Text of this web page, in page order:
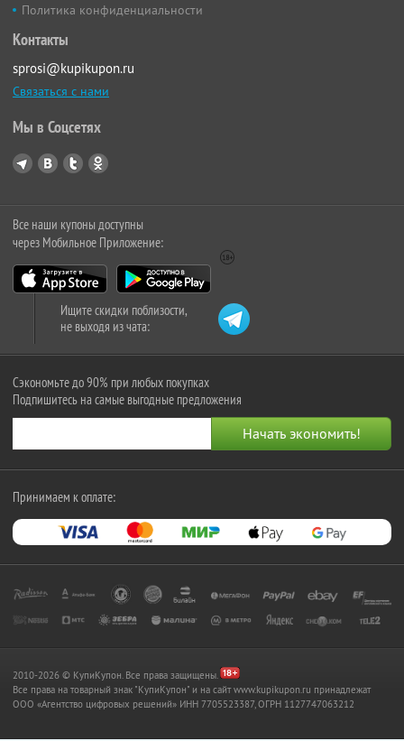
Политика конфиденциальности
Контакты
sprosi@kupikupon.ru
Связаться с нами
Мы в Соцсетях
Все наши купоны доступны
через Мобильное Приложение:
Ищите скидки поблизости,
не выходя из чата:
Сэкономьте до 90% при любых покупках
Подпишитесь на самые выгодные предложения
Принимаем к оплате:
2010-2026 © КупиКупон. Все права защищены.
Все права на товарный знак "КупиКупон" и на сайт www.kupikupon.ru принадлежат
OOO «Агентство цифровых решений» ИНН 7705523387, ОГРН 1127747063212